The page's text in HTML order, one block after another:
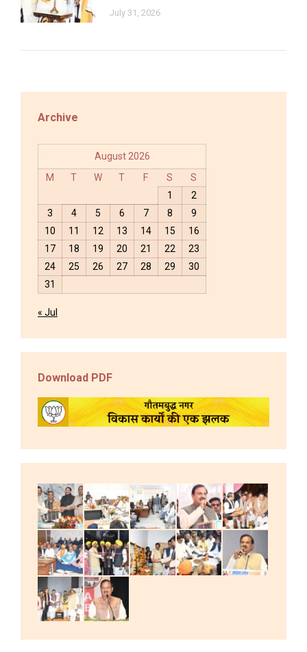
July 31, 2026
Archive
August 2026
M
T W T F S
S
1
2
3
4 5 6 7 8
9
10
11 12 13 14 15
16
17
18 19 20 21 22
23
24
25 26 27 28 29
30
31
« Jul
Download PDF